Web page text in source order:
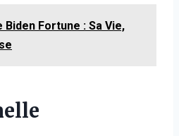
Biden Fortune : Sa Vie,